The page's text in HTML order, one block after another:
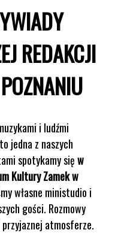
REDAKCJI
i ludźmi
jedna z naszych
spotykamy sięw
Kultury Zamek w
własne ministudio i
gości. Rozmowy
atmosferze.